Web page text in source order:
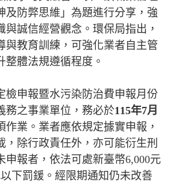
及防弊思維」為題進行分享，強
與誠信經營觀念。環保局指出，
與教育訓練，可強化業者自主管
整體法規遵循程度。
檢申報暨水污染防治費申報月份
務之事業單位，務必於115年7月
作業。業者應依規定據實申報，
，除行政責任外，亦可能衍生刑
申報者，依法可處新臺幣6,000元
下罰鍰。經限期通知仍未改善